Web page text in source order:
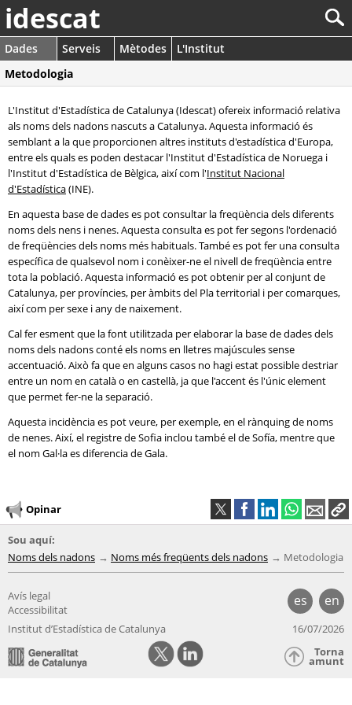
idescat
Dades Serveis Mètodes
L'Institut
Metodologia
L'Institut d'Estadística de Catalunya (Idescat) ofereix informació relativa
als noms dels nadons nascuts a Catalunya. Aquesta informació és
semblant a la que proporcionen altres instituts d'estadística d'Europa,
entre els quals es poden destacar l'Institut d'Estadística de Noruega i
l'Institut d'Estadística de Bèlgica, així com l'Institut Nacional
d'Estadística(INE).
En aquesta base de dades es pot consultar la freqüència dels diferents
noms dels nens i nenes. Aquesta consulta es pot fer segons l'ordenació
de freqüències dels noms més habituals. També es pot fer una consulta
específica de qualsevol nom i conèixer-ne el nivell de freqüència entre
tota la població. Aquesta informació es pot obtenir per al conjunt de
Catalunya, per províncies, per àmbits del Pla territorial i per comarques,
així com per sexe i any de naixement.
Cal fer esment que la font utilitzada per elaborar la base de dades dels
noms dels nadons conté els noms en lletres majúscules sense
accentuació. Això fa que en alguns casos no hagi estat possible destriar
entre un nom en català o en castellà, ja que l'accent és l'únic element
que permet fer-ne la separació.
Aquesta incidència es pot veure, per exemple, en el rànquing de noms
de nenes. Així, el registre de Sofia inclou també el de Sofía, mentre que
el nom Gal·la es diferencia de Gala.
Opinar
Sou aquí:
Noms dels nadons
Noms més freqüents dels nadons Metodologia
es en
Avís legal
Accessibilitat
Institut d’Estadística de Catalunya
16/07/2026
Torna
amunt